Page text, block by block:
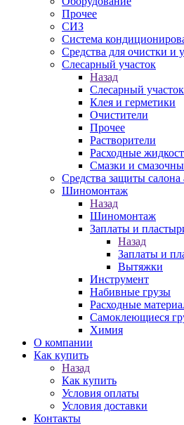
Прочее
СИЗ
Система
Средства для очистки и
Слесарный участок
Назад
Слесарный участок
Клея и герметики
Очистители
Прочее
Растворители
Расходные
Смазки и
Средства защиты салона
Шиномонтаж
Назад
Шиномонтаж
Заплаты и
Назад
Заплаты и
Вытяжки
Инструмент
Набивные грузы
Расходные
Самоклеющиеся
Химия
О компании
Как купить
Назад
Как купить
Условия оплаты
Условия доставки
Контакты